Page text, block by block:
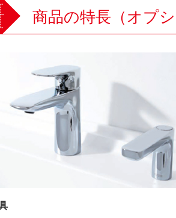
商品の特長（オプシ